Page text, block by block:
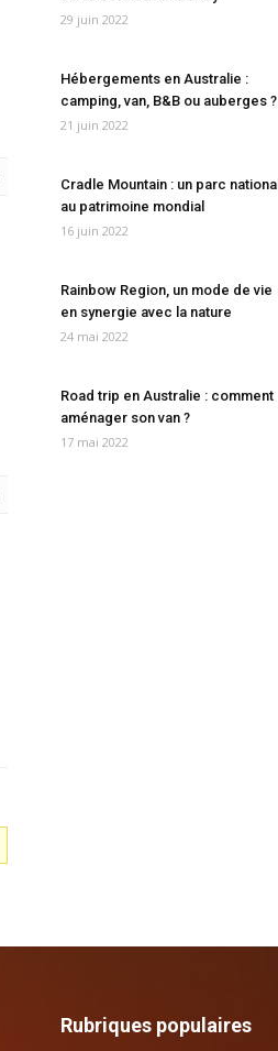
29 juin 2022
Hébergements en Australie :
camping, van, B&B ou auberges ?
21 juin 2022
Cradle Mountain : un parc national
au patrimoine mondial
16 juin 2022
Rainbow Region, un mode de vie
en synergie avec la nature
24 mai 2022
Road trip en Australie : comment
aménager son van ?
17 mai 2022
Rubriques populaires